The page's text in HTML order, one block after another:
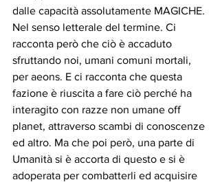
dalle capacità assolutamente MAGICHE.
Nel senso letterale del termine. Ci
racconta però che ciò è accaduto
sfruttando noi, umani comuni mortali,
per aeons. E ci racconta che questa
fazione è riuscita a fare ciò perché ha
interagito con razze non umane off
planet, attraverso scambi di conoscenze
ed altro. Ma che poi però, una parte di
Umanità si è accorta di questo e si è
adoperata per combatterli ed acquisire